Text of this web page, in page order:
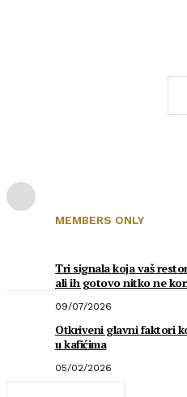
MEMBERS ONLY
Tri signala koja vaš
ali ih gotovo nitko ne
09/07/2026
Otkriveni glavni faktori
u kafićima
05/02/2026